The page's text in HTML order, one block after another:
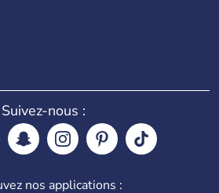
Suivez-nous :
nos applications :